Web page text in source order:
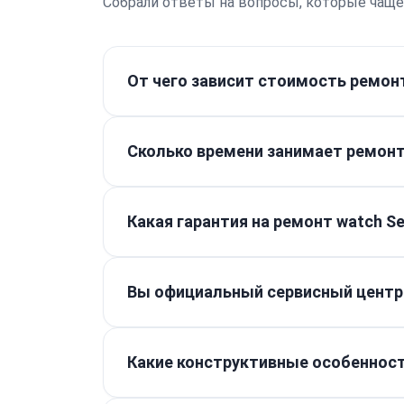
От чего зависит стоимость
проведения бесплатной
Сколько времени занимает
3–4 дня.
Какая гарантия на ремонт watch
чек, выданный при получении
Вы официальный сервисный центр
повторится, мы устраним ее по
Какие конструктивные